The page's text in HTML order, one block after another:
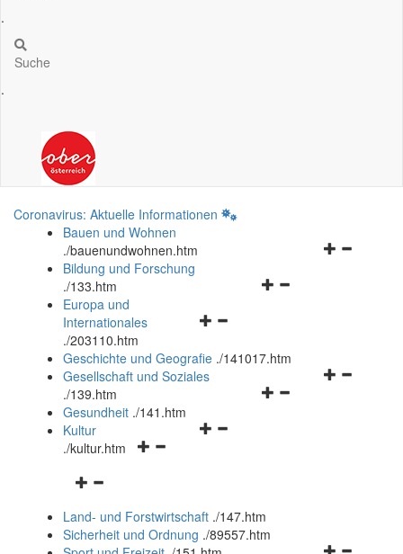
.
Suche
.
Coronavirus: Aktuelle Informationen
Bauen und Wohnen
./bauenundwohnen.htm
Navigationsmenü
Bildung und Forschung
./133.htm
Navigationsmenü
und
schließen
Europa und
Internationales
./203110.htm
Geschichte und Geografie ./141017.htm
Navigationsmenü
Gesellschaft und Soziales
./139.htm
Navigationsmenü
Gesundheit ./141.htm
Navigationsmenü
Kultur
./kultur.htm
Navigationsmenü
und
schließen
Land- und Forstwirtschaft ./147.htm
Sicherheit und Ordnung ./89557.htm